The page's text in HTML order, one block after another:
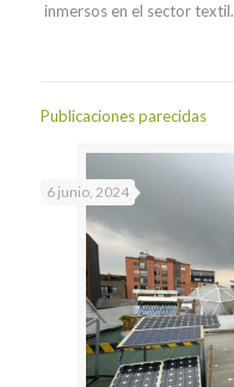
inmersos en el sector textil.
Publicaciones parecidas
6 junio, 2024